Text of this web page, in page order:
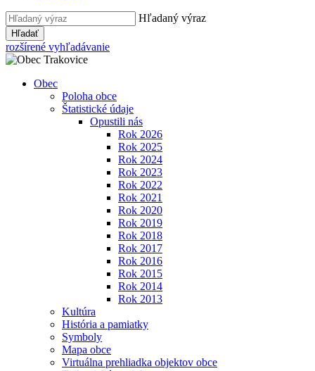
Hľadaný výraz
Hľadať
rozšírené vyhľadávanie
Obec
Poloha obce
Štatistické údaje
Opustili nás
Rok 2026
Rok 2025
Rok 2024
Rok 2023
Rok 2022
Rok 2021
Rok 2020
Rok 2019
Rok 2018
Rok 2017
Rok 2016
Rok 2015
Rok 2014
Rok 2013
Kultúra
História a pamiatky
Symboly
Mapa obce
Virtuálna prehliadka objektov obce